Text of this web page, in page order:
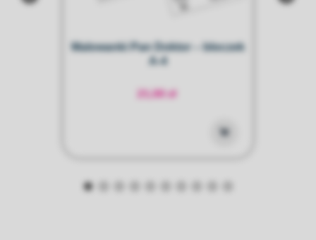
Malowanki Pan Doktor – bloczek
A-4
21,00 zł